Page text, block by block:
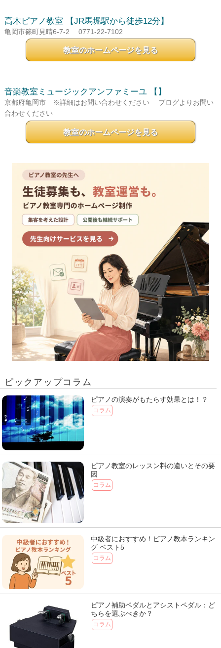
高木ピアノ教室 【JR馬堀駅から徒歩12分】
亀岡市篠町見晴6-7-2 0771-22-7102
教室のホームページを見る
音楽教室ミュージックアンファミーユ 【】
京都府亀岡市 ※詳細はお問い合わせください
ブログよりお問い
合わせください
教室のホームページを見る
ピックアップコラム
ピアノの演奏がもたらす効果とは！？
コラム
ピアノ教室のレッスン料の違いとその要
因
コラム
中級者におすすめ！ピアノ教本ランキン
グ ベスト5
コラム
ピアノ補助ペダルとアシストペダル：ど
ちらを選ぶべきか？
コラム